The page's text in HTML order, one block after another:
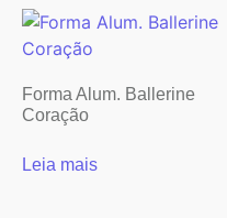
Forma Alum. Ballerine
Coração
Leia mais